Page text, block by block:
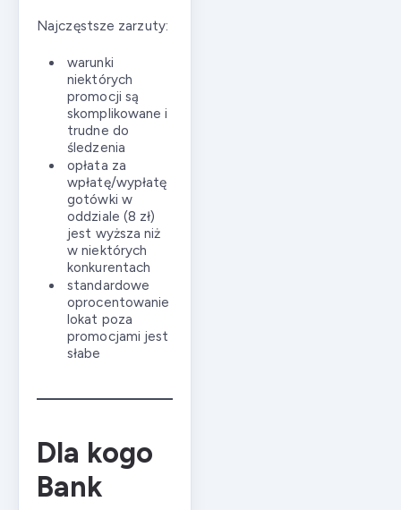
Najczęstsze zarzuty:
warunki
niektórych
promocji są
skomplikowane i
trudne do
śledzenia
opłata za
wpłatę/wypłatę
gotówki w
oddziale (8 zł)
jest wyższa niż
w niektórych
konkurentach
standardowe
oprocentowanie
lokat poza
promocjami jest
słabe
Dla kogo
Bank